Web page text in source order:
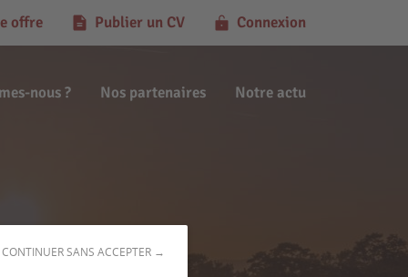
CONTINUER SANS ACCEPTER →
nous ? Nos partenaires Notre actu
offre Publier un CV Connexion